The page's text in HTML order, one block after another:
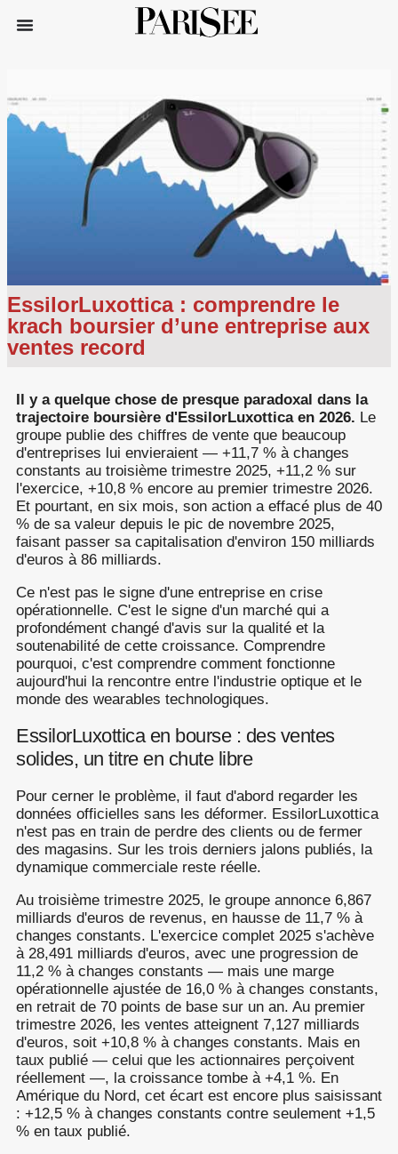
EssilorLuxottica : comprendre le
krach boursier d’une entreprise aux
ventes record
Il y a quelque chose de presque paradoxal dans la
trajectoire boursière d'EssilorLuxottica en 2026. Le
groupe publie des chiffres de vente que beaucoup
d'entreprises lui envieraient — +11,7 % à changes
constants au troisième trimestre 2025, +11,2 % sur
l'exercice, +10,8 % encore au premier trimestre 2026.
Et pourtant, en six mois, son action a effacé plus de 40
% de sa valeur depuis le pic de novembre 2025,
faisant passer sa capitalisation d'environ 150 milliards
d'euros à 86 milliards.
Ce n'est pas le signe d'une entreprise en crise
opérationnelle. C'est le signe d'un marché qui a
profondément changé d'avis sur la qualité et la
soutenabilité de cette croissance. Comprendre
pourquoi, c'est comprendre comment fonctionne
aujourd'hui la rencontre entre l'industrie optique et le
monde des wearables technologiques.
EssilorLuxottica en bourse : des ventes
solides, un titre en chute libre
Pour cerner le problème, il faut d'abord regarder les
données officielles sans les déformer. EssilorLuxottica
n'est pas en train de perdre des clients ou de fermer
des magasins. Sur les trois derniers jalons publiés, la
dynamique commerciale reste réelle.
Au troisième trimestre 2025, le groupe annonce 6,867
milliards d'euros de revenus, en hausse de 11,7 % à
changes constants. L'exercice complet 2025 s'achève
à 28,491 milliards d'euros, avec une progression de
11,2 % à changes constants — mais une marge
opérationnelle ajustée de 16,0 % à changes constants,
en retrait de 70 points de base sur un an. Au premier
trimestre 2026, les ventes atteignent 7,127 milliards
d'euros, soit +10,8 % à changes constants. Mais en
taux publié — celui que les actionnaires perçoivent
réellement —, la croissance tombe à +4,1 %. En
Amérique du Nord, cet écart est encore plus saisissant
: +12,5 % à changes constants contre seulement +1,5
% en taux publié.